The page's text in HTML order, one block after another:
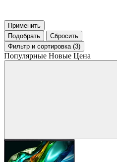
Применить
Подобрать
Сбросить
Фильтр и сортировка (3)
Популярные Новые Цена